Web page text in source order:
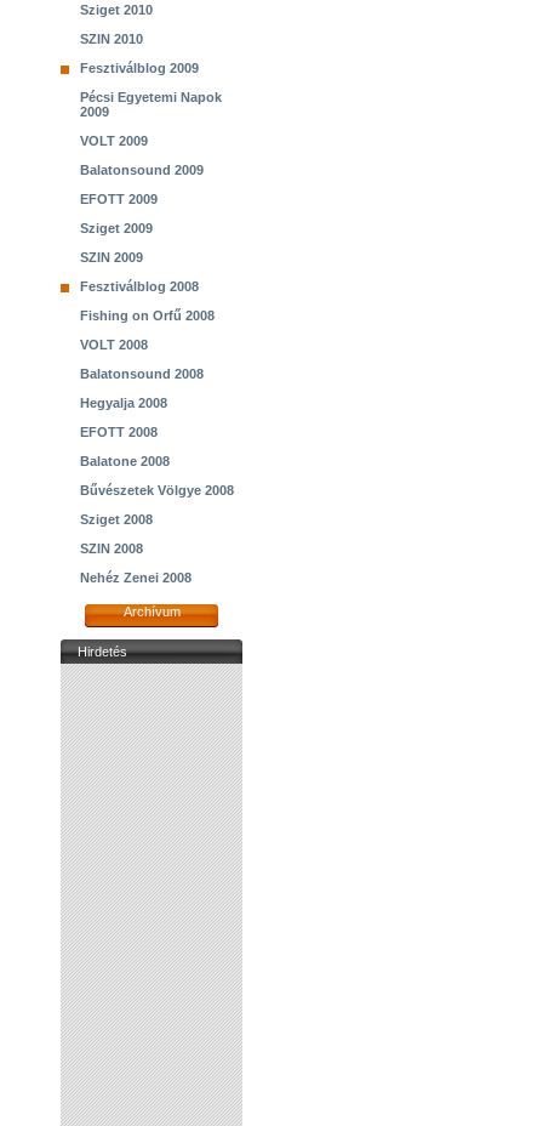
Sziget 2010
SZIN 2010
Fesztiválblog 2009
Pécsi Egyetemi Napok
2009
VOLT 2009
Balatonsound 2009
EFOTT 2009
Sziget 2009
SZIN 2009
Fesztiválblog 2008
Fishing on Orfű 2008
VOLT 2008
Balatonsound 2008
Hegyalja 2008
EFOTT 2008
Balatone 2008
Bűvészetek Völgye 2008
Sziget 2008
SZIN 2008
Nehéz Zenei 2008
Archívum
Hirdetés